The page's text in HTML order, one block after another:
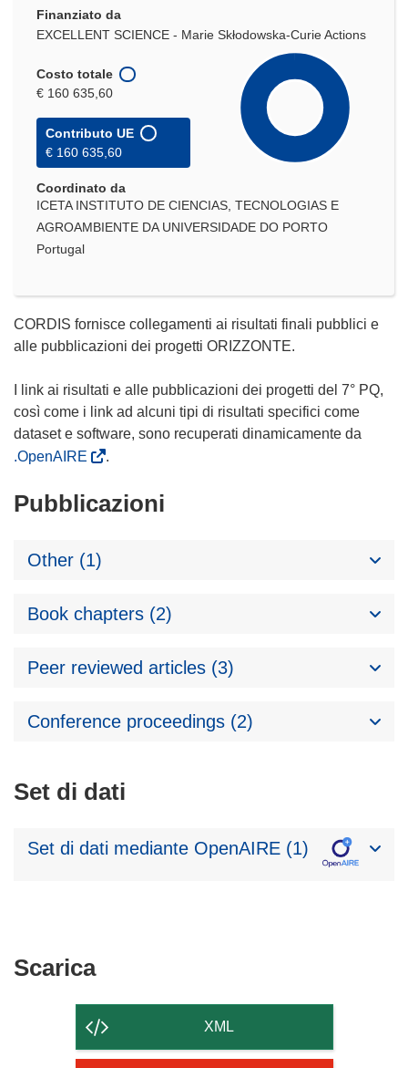
Finanziato da
EXCELLENT SCIENCE - Marie Skłodowska-Curie Actions
Costo totale
€ 160 635,60
Contributo UE
€ 160 635,60
Coordinato da
ICETA INSTITUTO DE CIENCIAS, TECNOLOGIAS E
AGROAMBIENTE DA UNIVERSIDADE DO PORTO
Portugal
CORDIS fornisce collegamenti ai risultati finali pubblici e
alle pubblicazioni dei progetti ORIZZONTE.
I link ai risultati e alle pubblicazioni dei progetti del 7° PQ,
così come i link ad alcuni tipi di risultati specifici come
dataset e software, sono recuperati dinamicamente da
.OpenAIRE
.
Pubblicazioni
Other (1)
Book chapters (2)
Peer reviewed articles (3)
Conference proceedings (2)
Set di dati
Set di dati mediante OpenAIRE (1)
ScaricaScarica
contenuto
della
XML